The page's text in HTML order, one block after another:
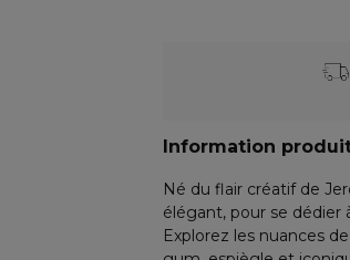
Information
Né du flair créatif de
élégant, pour se
Explorez les nuances